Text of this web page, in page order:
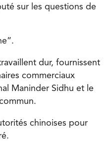
sur les questions de
dur, fournissent
commerciaux
Maninder Sidhu et le
chinoises pour